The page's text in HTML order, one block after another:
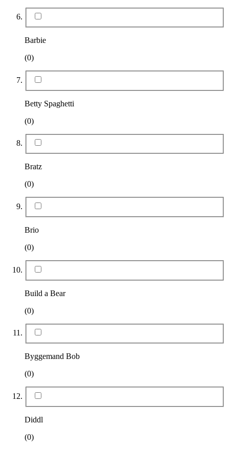
Barbie
(0)
Betty Spaghetti
(0)
Bratz
(0)
Brio
(0)
Build a Bear
(0)
Byggemand Bob
(0)
Diddl
(0)